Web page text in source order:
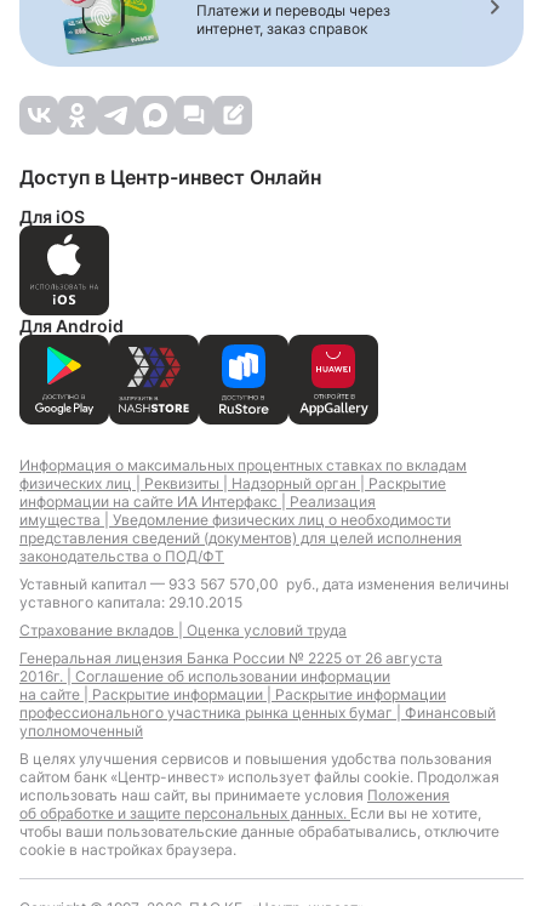
Платежи и переводы через
интернет, заказ справок
Доступ в Центр-инвест Онлайн
Для iOS
Для Android
Информация о максимальных процентных ставках по вкладам
физических лиц | Реквизиты | Надзорный орган | Раскрытие
информации на сайте ИА Интерфакс | Реализация
имущества | Уведомление физических лиц о необходимости
представления сведений (документов) для целей исполнения
законодательства о ПОД/ФТ
Уставный капитал — 933 567 570,00 руб., дата изменения величины
уставного капитала: 29.10.2015
Страхование вкладов | Оценка условий труда
Генеральная лицензия Банка России № 2225 от 26 августа
2016г. | Соглашение об использовании информации
на сайте | Раскрытие информации | Раскрытие информации
профессионального участника рынка ценных бумаг | Финансовый
уполномоченный
В целях улучшения сервисов и повышения удобства пользования
сайтом банк «Центр-инвест» использует файлы cookie. Продолжая
использовать наш сайт, вы принимаете условия Положения
об обработке и защите персональных данных. Если вы не хотите,
чтобы ваши пользовательские данные обрабатывались, отключите
cookie в настройках браузера.